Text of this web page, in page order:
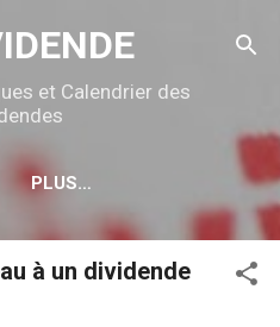
principal
et Calendrier des
PLUS…
à un dividende